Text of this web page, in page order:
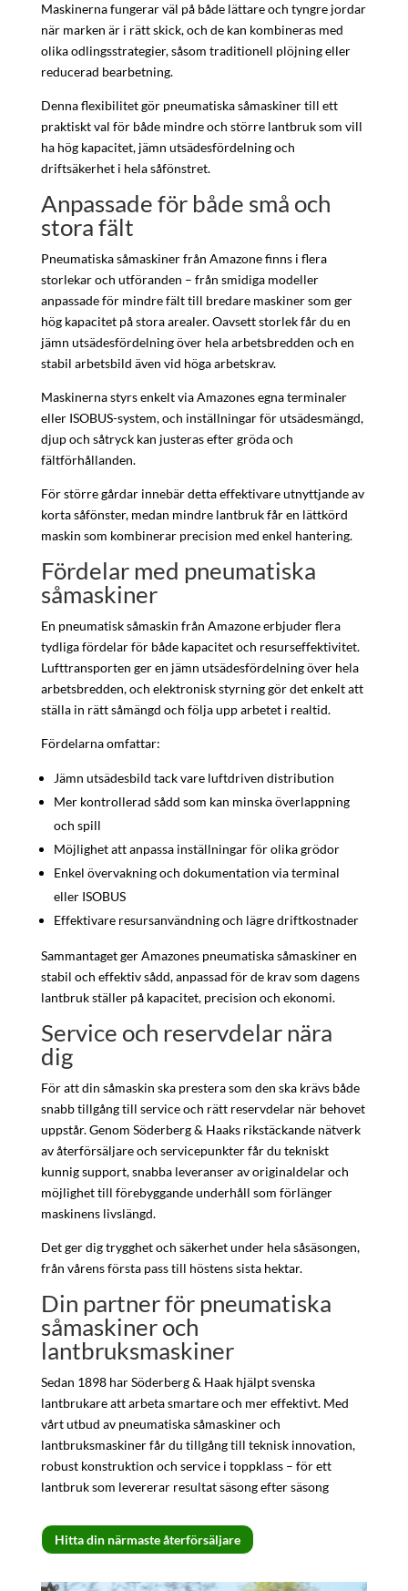
Maskinerna fungerar väl på både lättare och tyngre jordar
när marken är i rätt skick, och de kan kombineras med
olika odlingsstrategier, såsom traditionell plöjning eller
reducerad bearbetning.
Denna flexibilitet gör pneumatiska såmaskiner till ett
praktiskt val för både mindre och större lantbruk som vill
ha hög kapacitet, jämn utsädesfördelning och
driftsäkerhet i hela såfönstret.
Anpassade för både små och
stora fält
Pneumatiska såmaskiner från Amazone finns i flera
storlekar och utföranden – från smidiga modeller
anpassade för mindre fält till bredare maskiner som ger
hög kapacitet på stora arealer. Oavsett storlek får du en
jämn utsädesfördelning över hela arbetsbredden och en
stabil arbetsbild även vid höga arbetskrav.
Maskinerna styrs enkelt via Amazones egna terminaler
eller ISOBUS-system, och inställningar för utsädesmängd,
djup och såtryck kan justeras efter gröda och
fältförhållanden.
För större gårdar innebär detta effektivare utnyttjande av
korta såfönster, medan mindre lantbruk får en lättkörd
maskin som kombinerar precision med enkel hantering.
Fördelar med pneumatiska
såmaskiner
En pneumatisk såmaskin från Amazone erbjuder flera
tydliga fördelar för både kapacitet och resurseffektivitet.
Lufttransporten ger en jämn utsädesfördelning över hela
arbetsbredden, och elektronisk styrning gör det enkelt att
ställa in rätt såmängd och följa upp arbetet i realtid.
Fördelarna omfattar:
Jämn utsädesbild tack vare luftdriven distribution
Mer kontrollerad sådd som kan minska överlappning
och spill
Möjlighet att anpassa inställningar för olika grödor
Enkel övervakning och dokumentation via terminal
eller ISOBUS
Effektivare resursanvändning och lägre driftkostnader
Sammantaget ger Amazones pneumatiska såmaskiner en
stabil och effektiv sådd, anpassad för de krav som dagens
lantbruk ställer på kapacitet, precision och ekonomi.
Service och reservdelar nära
dig
För att din såmaskin ska prestera som den ska krävs både
snabb tillgång till service och rätt reservdelar när behovet
uppstår. Genom Söderberg & Haaks rikstäckande nätverk
av återförsäljare och servicepunkter får du tekniskt
kunnig support, snabba leveranser av originaldelar och
möjlighet till förebyggande underhåll som förlänger
maskinens livslängd.
Det ger dig trygghet och säkerhet under hela såsäsongen,
från vårens första pass till höstens sista hektar.
Din partner för pneumatiska
såmaskiner och
lantbruksmaskiner
Sedan 1898 har Söderberg & Haak hjälpt svenska
lantbrukare att arbeta smartare och mer effektivt. Med
vårt utbud av pneumatiska såmaskiner och
lantbruksmaskiner får du tillgång till teknisk innovation,
robust konstruktion och service i toppklass – för ett
lantbruk som levererar resultat säsong efter säsong
Hitta din närmaste återförsäljare